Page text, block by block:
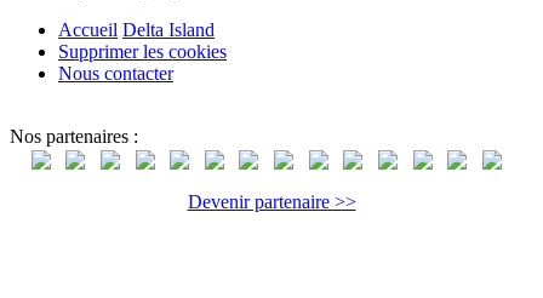
Accueil Delta Island
Supprimer les cookies
Nous contacter
Nos partenaires :
Devenir partenaire >>